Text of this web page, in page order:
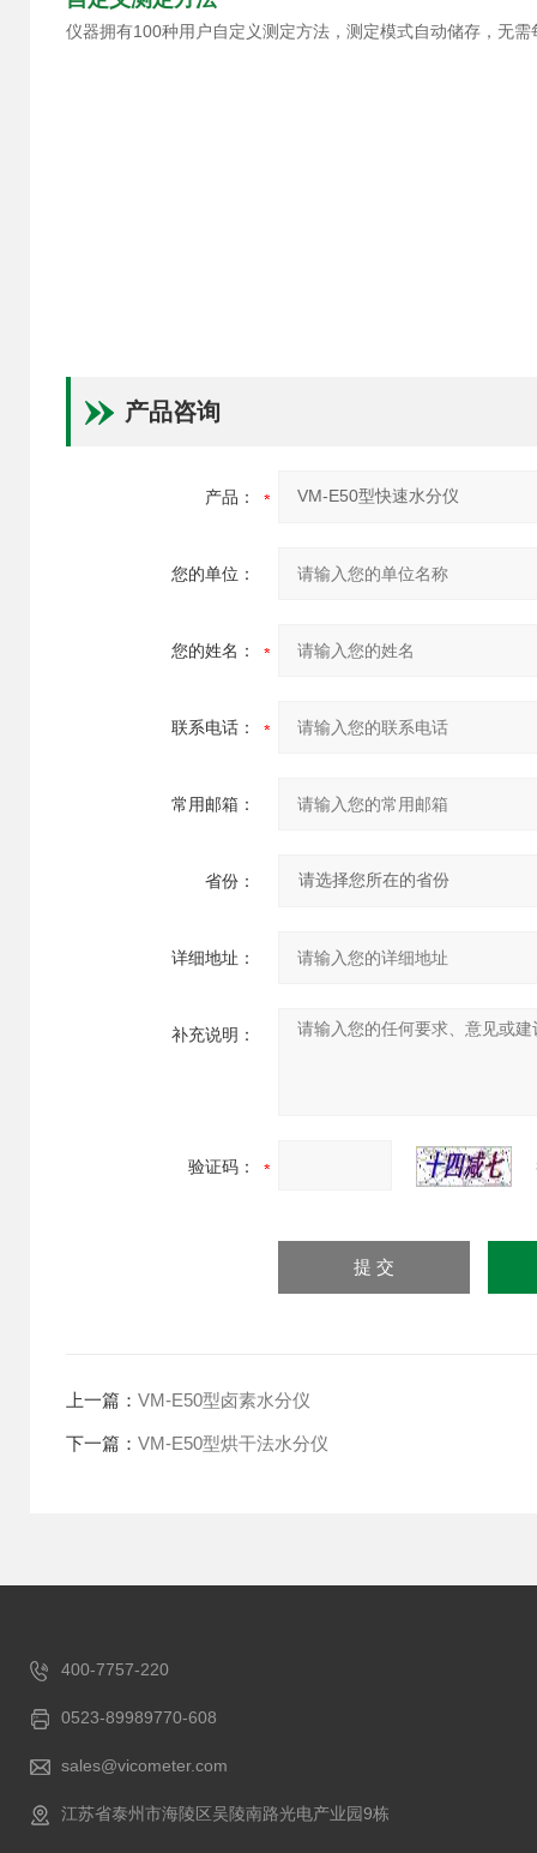
仪器拥有100种用户自定义测定方法，测定模式自动储存，无
产品咨询
产品：
您的单位：
您的姓名：
联系电话：
常用邮箱：
省份：
详细地址：
补充说明：
验证码：
上一篇： VM-E50型卤素水分仪
下一篇： VM-E50型烘干法水分仪
400-7757-220
0523-89989770-608
sales@vicometer.com
江苏省泰州市海陵区吴陵南路光电产业园9栋